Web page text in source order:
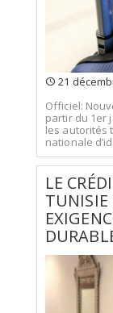
21
Officiel:
partir du 1er
les autorités
nationale
LE
TUNISIE